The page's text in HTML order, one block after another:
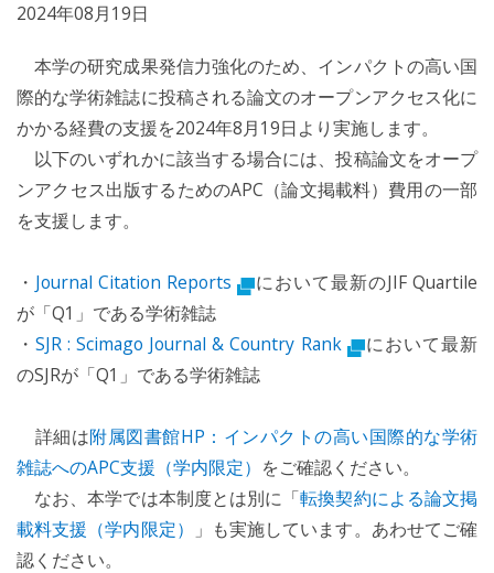
2024年08月19日
本学の研究成果発信力強化のため、インパクトの高い国
際的な学術雑誌に投稿される論文のオープンアクセス化に
かかる経費の支援を2024年8月19日より実施します。
以下のいずれかに該当する場合には、投稿論文をオープ
ンアクセス出版するためのAPC（論文掲載料）費用の一部
を支援します。
・ Journal Citation Reports
において最新のJIF Quartile
が「Q1」である学術雑誌
・SJR : Scimago Journal & Country Rank
において最新
のSJRが「Q1」である学術雑誌
詳細は附属図書館HP：インパクトの高い国際的な学術
雑誌へのAPC支援（学内限定） をご確認ください。
なお、本学では本制度とは別に「転換契約による論文掲
載料支援（学内限定）
」も実施しています。あわせてご確
認ください。